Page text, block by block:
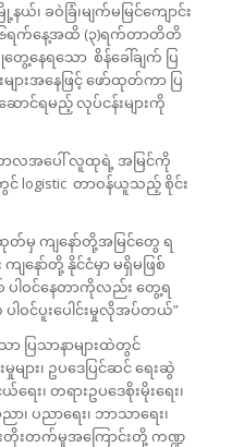
ယ်၊ ခဝဲခြံ၊မျက်မမြင်ကျောင်း
ရက်နေ့အထိ (၃)ရက်တာတိတိ
ေ့နေရသော စိန်ခေါ်ချက် ပြ
းအနေဖြင့် ဖော်ထုတ်ကာ ပြ
င်ရမည့် လုပ်ငန်းများကို
ကာလအပေါ် လူထုရဲ့ အမြင်ကို
တွင် logistic တာဝန်ယူသည့် စိုင်း
ကျနော်တို့အမြင်တွေ ရ
ျနော်တို့ နိုင်ငံမှာ မရှိမဖြစ်
ပါဝင်နေတာကိုလည်း တွေ့ရ
ဝင်ပူးပေါင်းမှုလိုအပ်တယ်”
ပြသာနာများထဲတွင်
ား၊ ဥပဒေပြင်ဆင် ရေးဆွဲ
ရေး၊ တရားဥပဒေစိုးမိုးရေး၊
၊ ပညာရေး၊ ဘာသာရေး၊
းတိုးတက်မှုအကြောင်းတို့ ကဏ္ဍ